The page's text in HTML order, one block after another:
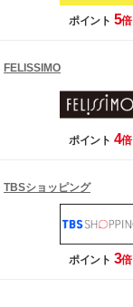
ポイント 5倍
FELISSIMO
ポイント 4倍
TBSショッピング
ポイント 3倍